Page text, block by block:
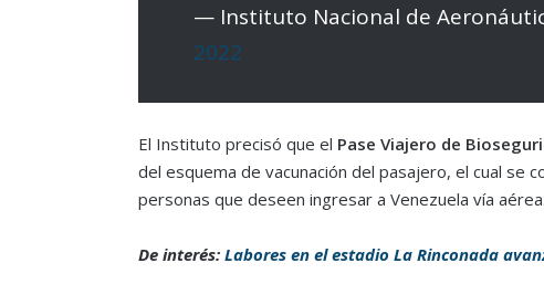
— Instituto Nacional de
2022
El Instituto precisó que el Pase Viajero de
del esquema de vacunación del pasajero, el cual se
personas que deseen ingresar a Venezuela vía aérea.
De interés: Labores en el estadio La Rinconada